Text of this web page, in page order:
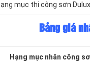
ạng mục thi công sơn
Bảng giá
Hạng mục nhân công